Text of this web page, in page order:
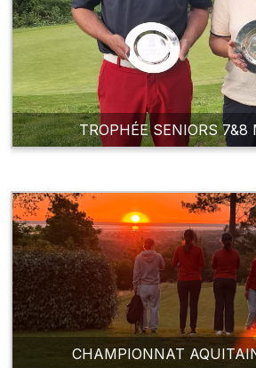
TROPHÉE SENIORS
CHAMPIONNAT